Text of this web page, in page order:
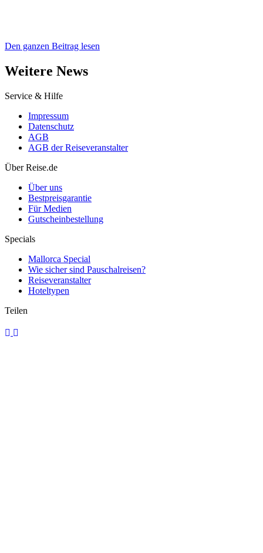
Den ganzen Beitrag lesen
Weitere News
Service & Hilfe
Impressum
Datenschutz
AGB
AGB der Reiseveranstalter
Über Reise.de
Über uns
Bestpreisgarantie
Für Medien
Gutscheinbestellung
Specials
Mallorca Special
Wie sicher sind Pauschalreisen?
Reiseveranstalter
Hoteltypen
Teilen